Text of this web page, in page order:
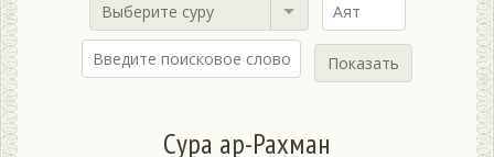
Выберите суру
Показать
Сура ар-Рахман